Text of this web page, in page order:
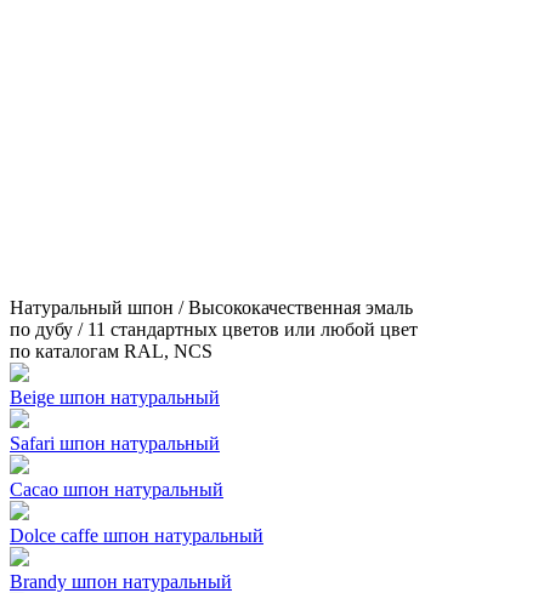
Натуральный шпон / Высококачественная эмаль
по дубу / 11 стандартных цветов или любой цвет
по каталогам RAL, NCS
Beige шпон натуральный
Safari шпон натуральный
Cacao шпон натуральный
Dolce caffe шпон натуральный
Brandy шпон натуральный